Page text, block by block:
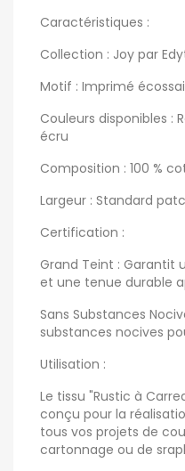
Caractéristiques :
Collection : Joy par
Motif : Imprimé
Couleurs disponibles :
écru
Composition : 100 %
Largeur : Standard
Certification :
Grand Teint : Garantit
et une tenue durable
Sans Substances
substances nocives
Utilisation :
Le tissu "Rustic à
conçu pour la
tous vos projets de
cartonnage ou de